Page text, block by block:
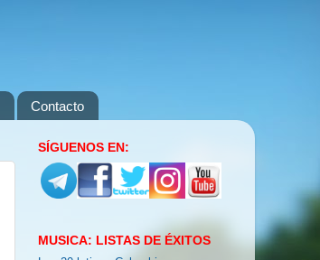
Contacto
SÍGUENOS EN:
MUSICA: LISTAS DE ÉXITOS